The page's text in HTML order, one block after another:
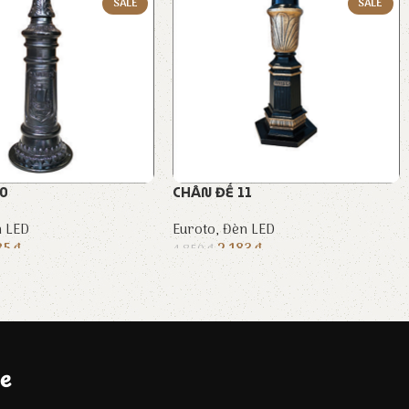
₫
CHÂN ĐẾ 11
Euroto,Đèn LED
4.850₫ 2.183₫